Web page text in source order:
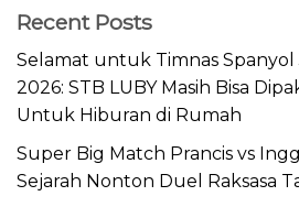
Recent Posts
Selamat untuk Timnas Spanyol
2026: STB LUBY Masih Bisa
Untuk Hiburan di Rumah
Super Big Match Prancis vs
Sejarah Nonton Duel Raksasa